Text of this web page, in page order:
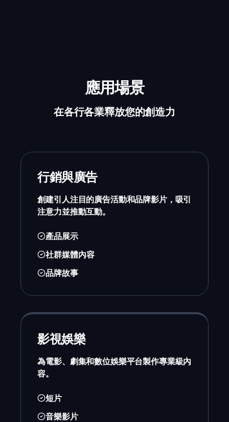
應用場景
在各行各業釋放您的創造力
行銷與廣告
創建引人注目的廣告活動和品牌影片，吸引
注意力並推動互動。
產品展示
社群媒體內容
品牌故事
影視娛樂
為電影、劇集和數位娛樂平台製作專業級內
容。
短片
音樂影片